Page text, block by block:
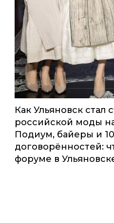
Как Ульяновск стал
российской моды
Подиум, байеры и
договорённостей:
форуме в